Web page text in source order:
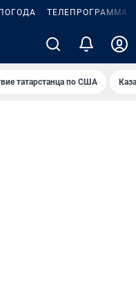
ПОГОДА ТЕЛЕПРОГРАММА
татарстанца по США